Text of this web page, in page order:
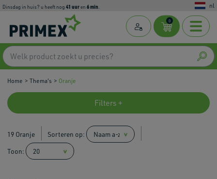
dinsdag in huis? u heeft nog 41 uuren 6min nl
0
Home Thema's Oranje
Filters +
19 Oranje Sorteren op:
Toon: